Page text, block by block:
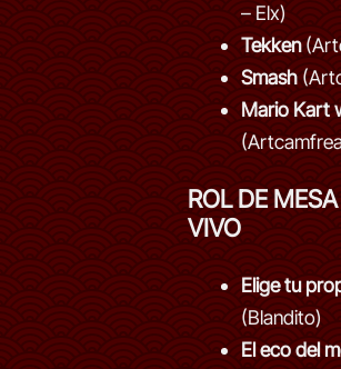
– Elx)
Tekken
Smash
Mario Kart
ROL DE
VIVO
Elige tu
(Blandito)
El eco del